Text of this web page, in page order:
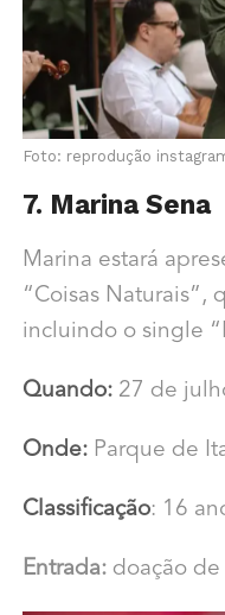
Foto: reprodução
7. Marina Sena
Marina estará
“Coisas Naturais”,
incluindo o single
Quando: 27 de
Onde:Parque de
Classificação: 16
Entrada: doação